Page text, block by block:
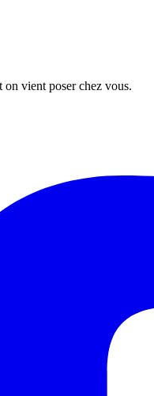
vient poser chez vous.